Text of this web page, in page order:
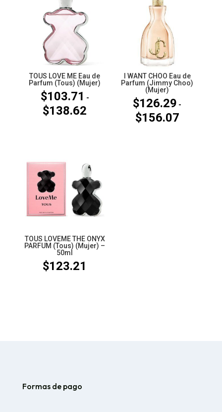
TOUS LOVE ME Eau de
Parfum (Tous) (Mujer)
$103.71 -
$138.62
$103.71
hasta
$138.62
I WANT CHOO Eau de
Parfum (Jimmy Choo)
(Mujer)
$126.29 -
$156.07Rango
TOUS LOVEME THE ONYX
PARFUM (Tous) (Mujer) –
50ml
$123.21
Formas de pago